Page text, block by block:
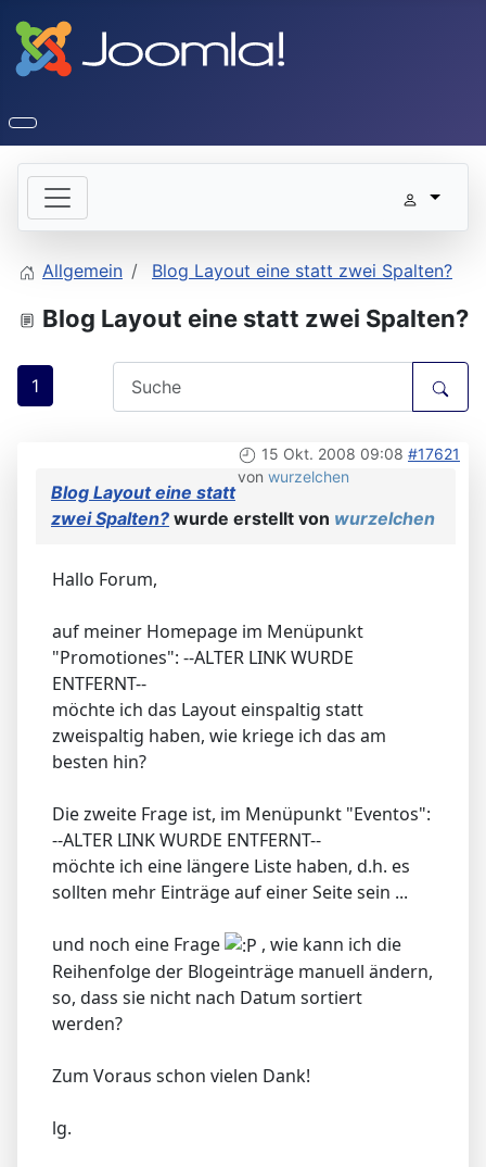
Allgemein Blog Layout eine statt zwei Spalten?
Blog Layout eine statt zwei Spalten?
1
15 Okt. 2008 09:08 #17621
von wurzelchen
Blog Layout eine statt
zwei Spalten? wurde erstellt von wurzelchen
Hallo Forum,
auf meiner Homepage im Menüpunkt
"Promotiones": --ALTER LINK WURDE
ENTFERNT--
möchte ich das Layout einspaltig statt
zweispaltig haben, wie kriege ich das am
besten hin?
Die zweite Frage ist, im Menüpunkt "Eventos":
--ALTER LINK WURDE ENTFERNT--
möchte ich eine längere Liste haben, d.h. es
sollten mehr Einträge auf einer Seite sein ...
und noch eine Frage
, wie kann ich die
Reihenfolge der Blogeinträge manuell ändern,
so, dass sie nicht nach Datum sortiert
werden?
Zum Voraus schon vielen Dank!
lg.